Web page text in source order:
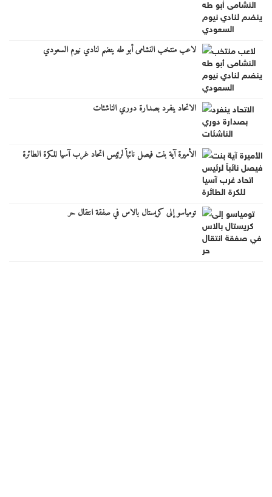
لاعب منتخب النشامى أبو طه ينضم لنادي نيوم السعودي
الاتحاد ينفرد بصدارة دوري الناشئات
الأميرة آية بنت فيصل نائباً لرئيس اتحاد غرب آسيا للكرة الطائرة
تومياسو إلى كريستال بالاس في صفقة انتقال حر